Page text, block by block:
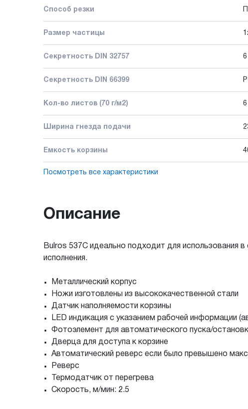
Способ резки
Размер частицы
Секретность DIN 32757 6
Секретность DIN 66399
Кол-во листов (70 г/м2) 6
Ширина гнезда подачи
Емкость корзины
Посмотреть все характеристики
Описание
Bulros 537C идеально подходит для использования
исполнения.
Металлический корпус
Ножи изготовлены из высококачественной стали
Датчик наполняемости корзины
LED индикация с указанием рабочей информации
Фотоэлемент для автоматического пуска/
Дверца для доступа к корзине
Автоматический реверс если было превышено
Реверс
Термодатчик от перегрева
Скорость, м/мин: 2.5